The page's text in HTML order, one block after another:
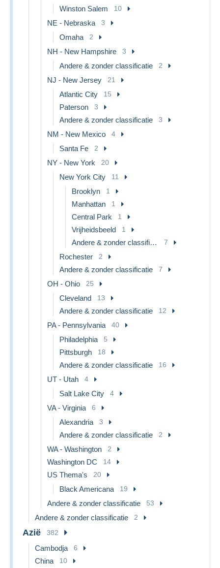
Winston Salem 10
NE - Nebraska 3
Omaha 2
NH - New Hampshire 3
Andere & zonder classificatie 2
NJ - New Jersey 21
Atlantic City 15
Paterson 3
Andere & zonder classificatie 3
NM - New Mexico 4
Santa Fe 2
NY - New York 20
New York City 11
Brooklyn 1
Manhattan 1
Central Park 1
Vrijheidsbeeld 1
Andere & zonder classificatie 7
Rochester 2
Andere & zonder classificatie 7
OH - Ohio 25
Cleveland 13
Andere & zonder classificatie 12
PA - Pennsylvania 40
Philadelphia 5
Pittsburgh 18
Andere & zonder classificatie 16
UT - Utah 4
Salt Lake City 4
VA - Virginia 6
Alexandria 3
Andere & zonder classificatie 2
WA - Washington 2
Washington DC 14
US Thema's 20
Black Americana 19
Andere & zonder classificatie 53
Andere & zonder classificatie 2
Azië 382
Cambodja 6
China 10